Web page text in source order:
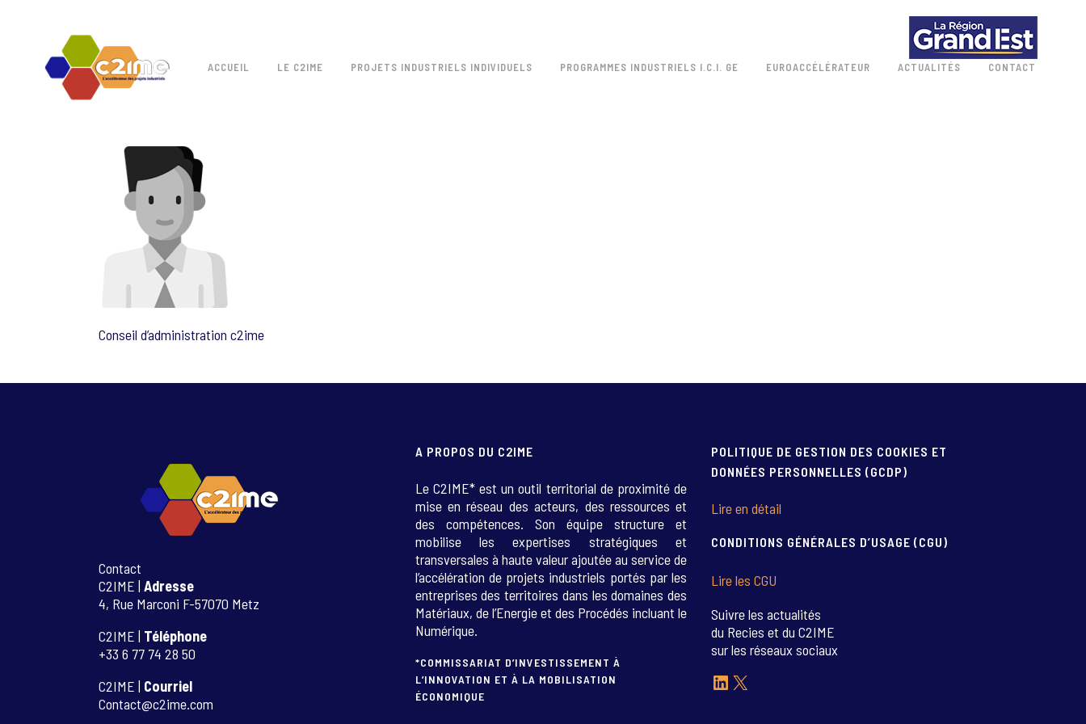
ACCUEIL LE C2IME PROJETS INDUSTRIELS INDIVIDUELS PROGRAMMES INDUSTRIELS I.C.I. GE EUROACCÉLÉRATEUR ACTUALITÉS CONTACT
Conseil d’administration c2ime
Contact
C2IME | Adresse
4, Rue Marconi F-57070 Metz
C2IME | Téléphone
+33 6 77 74 28 50
C2IME | Courriel
Contact@c2ime.com
A PROPOS DU C2IME
Le C2IME* est un outil territorial de proximité de
mise en réseau des acteurs, des ressources et
des compétences. Son équipe structure et
mobilise les expertises stratégiques et
transversales à haute valeur ajoutée au service de
l’accélération de projets industriels portés par les
entreprises des territoires dans les domaines des
Matériaux, de l’Energie et des Procédés incluant le
Numérique.
*COMMISSARIAT D’INVESTISSEMENT À
L’INNOVATION ET À LA MOBILISATION
ÉCONOMIQUE
POLITIQUE DE GESTION DES COOKIES ET
DONNÉES PERSONNELLES (GCDP)
Lire en détail
CONDITIONS GÉNÉRALES D’USAGE (CGU)
Lire les CGU
Suivre les actualités
du Recies et du C2IME
sur les réseaux sociaux
LinkedIn
X